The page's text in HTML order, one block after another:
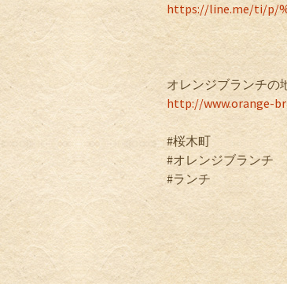
https://line.me/ti/p/
オレンジブランチの
http://www.orange-
#桜木町
#オレンジブランチ
#ランチ